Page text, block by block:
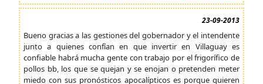
23-09-2013
Bueno gracias a las gestiones del gobernador y el intendente
junto a quienes confían en que invertir en Villaguay es
confiable habrá mucha gente con trabajo por el frigorífico de
pollos bb, los que se quejan y se enojan o pretenden meter
miedo con sus pronósticos apocalípticos es porque quieren